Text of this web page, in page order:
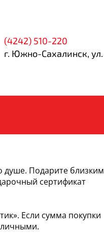
(4242) 510-220
г. Южно-Сахалинск,
душе. Подарите близким
сертификат
Если сумма покупки